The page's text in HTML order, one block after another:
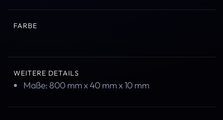
FARBE
WEITERE DETAILS
Maße: 800 mm x 40 mm x 10 mm